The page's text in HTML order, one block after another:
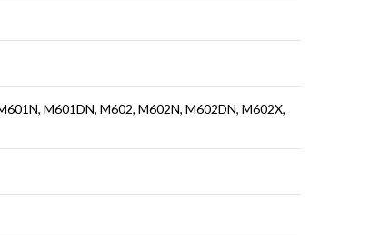
M601DN, M602, M602N, M602DN, M602X,